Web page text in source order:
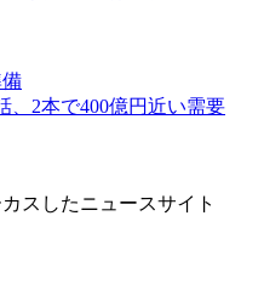
、2本で400億円近い需要
スしたニュースサイト